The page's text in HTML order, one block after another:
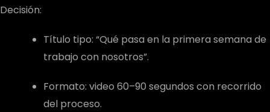
Decisión:
Título tipo: “Qué pasa en la primera semana de
trabajo con nosotros”.
Formato: video 60–90 segundos con recorrido
del proceso.